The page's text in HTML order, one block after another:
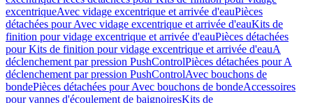
excentriqueAvec vidage excentrique et arrivée d'eauPièces
détachées pour Avec vidage excentrique et arrivée d'eauKits de
finition pour vidage excentrique et arrivée d'eauPièces détachées
pour Kits de finition pour vidage excentrique et arrivée d'eauA
déclenchement par pression PushControlPièces détachées pour A
déclenchement par pression PushControlAvec bouchons de
bondePièces détachées pour Avec bouchons de bondeAccessoires
pour vannes d'écoulement de baignoiresKits de